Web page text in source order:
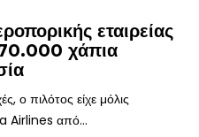
εταιρείας
χάπια
ο πιλότος είχε μόλις
Airlines από...